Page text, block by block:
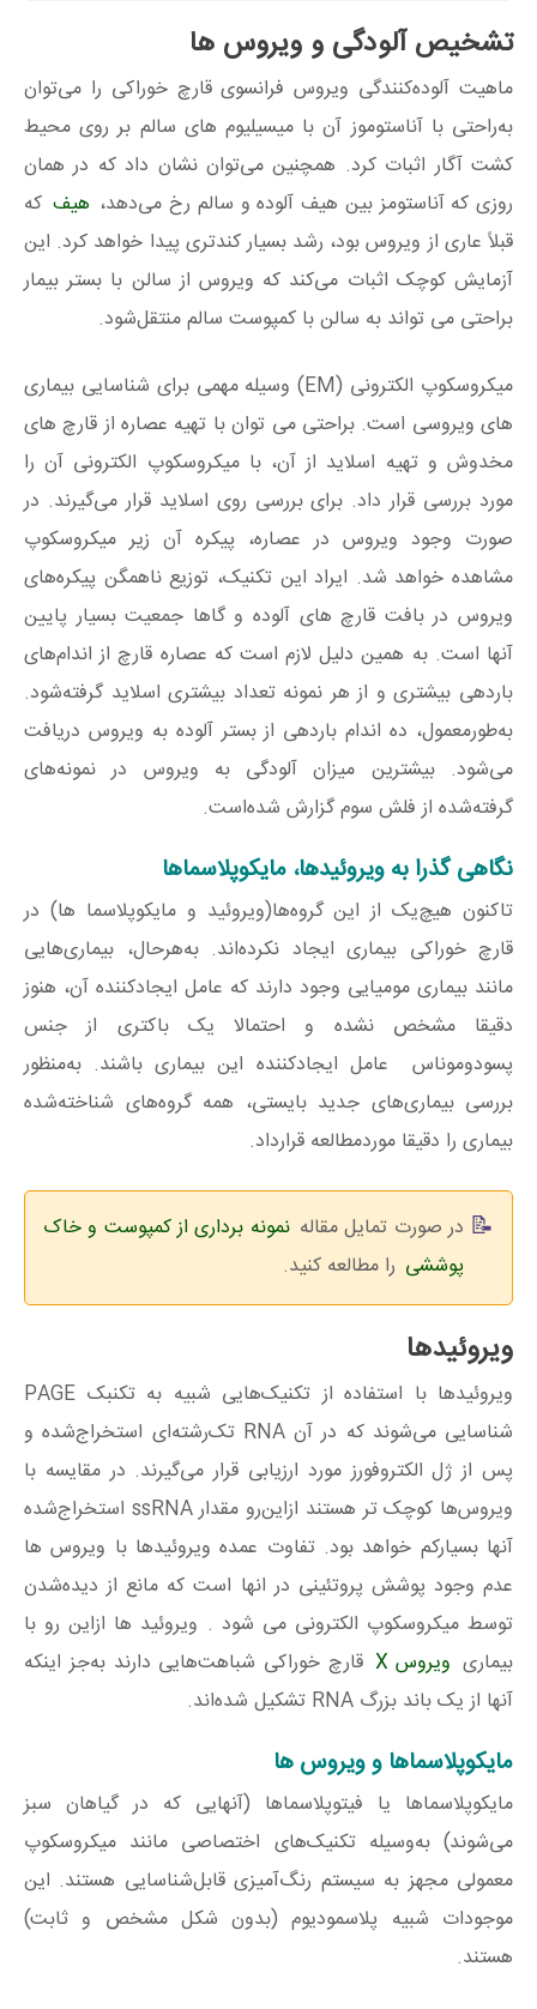
تشخیص آلودگی و ویروس ها
ماهیت آلوده‌کنندگی ویروس فرانسوی قارچ خوراکی را می‌توان
به‌راحتی با آناستوموز آن با میسیلیوم های سالم بر روی محیط
کشت آگار اثبات کرد. همچنین می‌توان نشان داد که در همان
روزی که آناستومز بین هیف آلوده و سالم رخ می‌دهد، هیف که
قبلاً عاری از ویروس بود، رشد بسیار کندتری پیدا خواهد کرد. این
آزمایش کوچک اثبات می‌کند که ویروس از سالن با بستر بیمار
براحتی می تواند به سالن با کمپوست سالم منتقل‌شود.
میکروسکوپ الکترونی (EM) وسیله مهمی برای شناسایی بیماری
های ویروسی است. براحتی می توان با تهیه عصاره از قارچ های
مخدوش و تهیه اسلاید از آن، با میکروسکوپ الکترونی آن را
مورد بررسی قرار داد. برای بررسی روی اسلاید قرار می‌گیرند. در
صورت وجود ویروس در عصاره، پیکره آن زیر میکروسکوپ
مشاهده خواهد شد. ایراد این تکنیک، توزیع ناهمگن پیکره‌های
ویروس در بافت قارچ های آلوده و گاها جمعیت بسیار پایین
آنها است. به همین دلیل لازم است که عصاره قارچ از اندام‌های
باردهی بیشتری و از هر نمونه تعداد بیشتری اسلاید گرفته‌شود.
به‌طورمعمول، ده اندام باردهی از بستر آلوده به ویروس دریافت
می‌شود. بیشترین میزان آلودگی به ویروس در نمونه‌های
گرفته‌شده از فلش سوم گزارش شده‌است.
نگاهی گذرا به ویروئیدها، مایکوپلاسماها
تاکنون هیچ‌یک از این گروه‌ها(ویروئید و مایکوپلاسما ها) در
قارچ خوراکی بیماری ایجاد نکرده‌اند. به‌هرحال، بیماری‌هایی
مانند بیماری مومیایی وجود دارند که عامل ایجادکننده آن، هنوز
دقیقا مشخص نشده و احتمالا یک باکتری از جنس
پسودوموناس عامل ایجادکننده این بیماری باشند. به‌منظور
بررسی بیماری‌های جدید بایستی، همه گروه‌های شناخته‌شده
بیماری را دقیقا موردمطالعه قرارداد.
در صورت تمایل مقاله نمونه برداری از کمپوست و خاک
پوششی را مطالعه کنید.
ویروئیدها
ویروئیدها با استفاده از تکنیک‌هایی شبیه به تکنبک PAGE
شناسایی می‌شوند که در آن RNA تک‌رشته‌ای استخراج‌شده و
پس از ژل الکتروفورز مورد ارزیابی قرار می‌گیرند. در مقایسه با
ویروس‌ها کوچک تر هستند ازاین‌رو مقدار ssRNA استخراج‌شده
آنها بسیارکم خواهد بود. تفاوت عمده ویروئیدها با ویروس ها
عدم وجود پوشش پروتئینی در انها است که مانع از دیده‌شدن
توسط میکروسکوپ الکترونی می شود . ویروئید ها ازاین‌ رو با
بیماری ویروس X
قارچ خوراکی شباهت‌هایی دارند به‌جز اینکه
آنها از یک باند بزرگ RNA تشکیل‌ شده‌اند.
مایکوپلاسماها و ویروس ها
مایکوپلاسماها یا فیتوپلاسماها (آنهایی که در گیاهان سبز
می‌شوند) به‌وسیله تکنیک‌های اختصاصی مانند میکروسکوپ
معمولی مجهز به سیستم رنگ‌آمیزی قابل‌شناسایی هستند. این
موجودات شبیه پلاسمودیوم (بدون شکل مشخص و ثابت)
هستند.